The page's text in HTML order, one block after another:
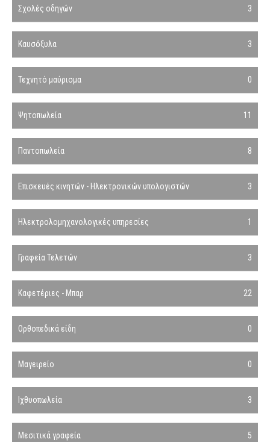
Σχολές οδηγών 3
Καυσόξυλα 3
Τεχνητό μαύρισμα 0
Ψητοπωλεία 11
Παντοπωλεία 8
Επισκευές κινητών - Ηλεκτρονικών υπολογιστών 3
Ηλεκτρολομηχανολογικές υπηρεσίες 1
Γραφεία Τελετών 3
Καφετέριες - Μπαρ 22
Ορθοπεδικά είδη 0
Μαγειρείο 0
Ιχθυοπωλεία 3
Μεσιτικά γραφεία 5